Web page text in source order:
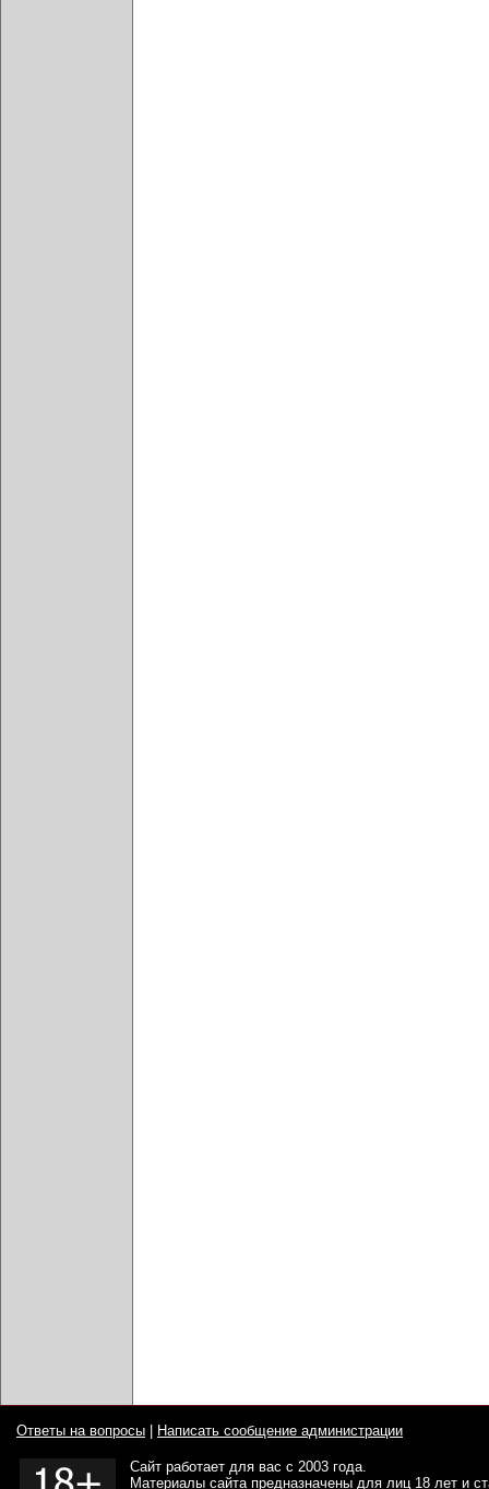
Ответы на вопросы Написать сообщение администрации
Сайт работает для вас с 2003 года.
Материалы сайта предназначены для лиц 18 лет и